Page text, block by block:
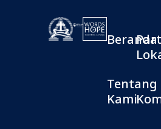
Beranda
Tentang
Kami